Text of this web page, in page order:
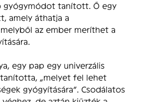
gyógymódot tanított. Ő egy
amely áthatja a
az ember meríthet a
egy pap egy univerzá­lis
„melyet fel lehet
gyógyítására”. Csodálatos